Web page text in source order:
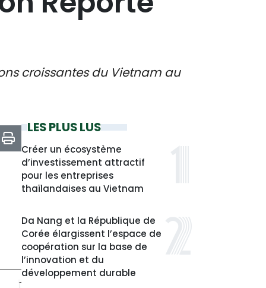
croissantes du Vietnam au
LES PLUS LUS
Créer un écosystème
d’investissement attractif
pour les entreprises
thaïlandaises au Vietnam
Da Nang et la République de
Corée élargissent l’espace de
coopération sur la base de
l’innovation et du
développement durable